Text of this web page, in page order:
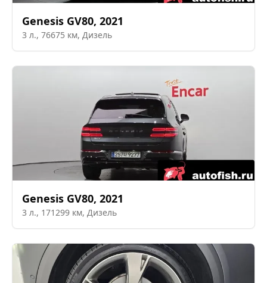
Genesis GV80, 2021
3 л., 76675 км, Дизель
Genesis GV80, 2021
3 л., 171299 км, Дизель